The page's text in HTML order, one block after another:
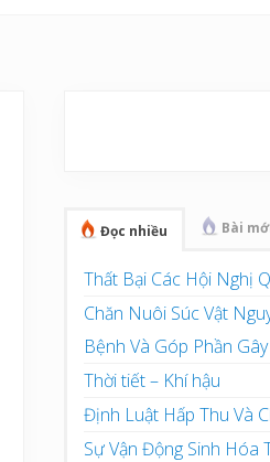
Đọc nhiều Bài
Thất Bại Các Hội Nghị
Chăn Nuôi Súc Vật
Bệnh Và Góp Phần
Thời tiết – Khí hậu
Định Luật Hấp Thu Và
Sự Vận Động Sinh Hóa